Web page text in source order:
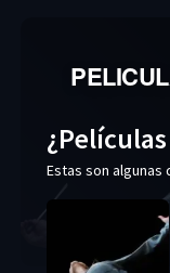
Estas son